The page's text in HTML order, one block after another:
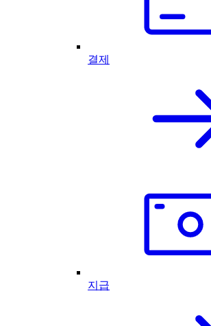
결제
지급